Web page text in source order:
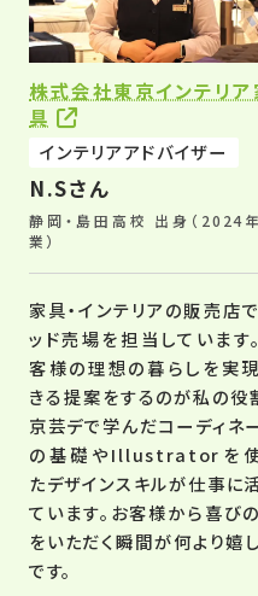
業が勉強になりま
されています。
株式会社東京インテリア
具
インテリアアドバイザー
N.Sさん
静岡・島田高校 出身（2024
業）
家具・インテリアの販売店
ッド売場を担当しています
客様の理想の暮らしを実
きる提案をするのが私の役
京芸デで学んだコーディネ
の基礎やIllustratorを
たデザインスキルが仕事に
ています。お客様から喜び
をいただく瞬間が何より嬉
です。